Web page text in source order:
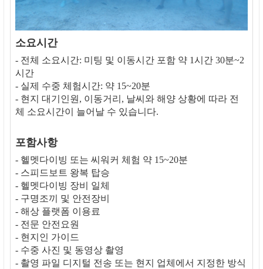
소요시간
- 전체 소요시간: 미팅 및 이동시간 포함 약 1시간 30분~2
시간
- 실제 수중 체험시간: 약 15~20분
- 현지 대기인원, 이동거리, 날씨와 해양 상황에 따라 전
체 소요시간이 늘어날 수 있습니다.
포함사항
- 헬멧다이빙 또는 씨워커 체험 약 15~20분
- 스피드보트 왕복 탑승
- 헬멧다이빙 장비 일체
- 구명조끼 및 안전장비
- 해상 플랫폼 이용료
- 전문 안전요원
- 현지인 가이드
- 수중 사진 및 동영상 촬영
- 촬영 파일 디지털 전송 또는 현지 업체에서 지정한 방식